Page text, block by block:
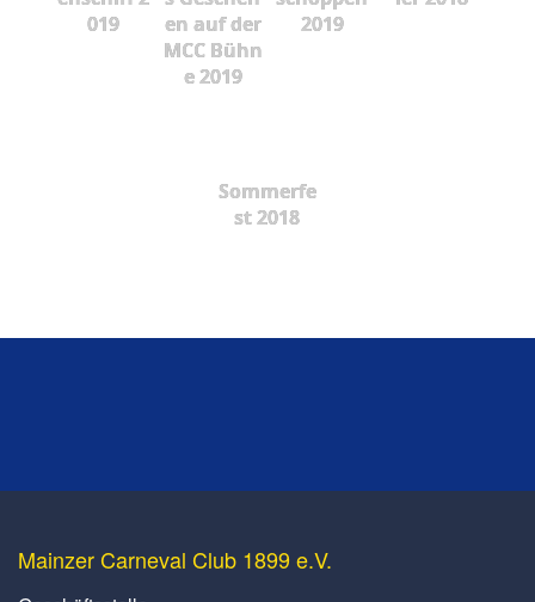
019
en auf der
MCC Bühn
e 2019
2019
Sommerfe
st 2018
Mainzer Carneval Club 1899 e.V.